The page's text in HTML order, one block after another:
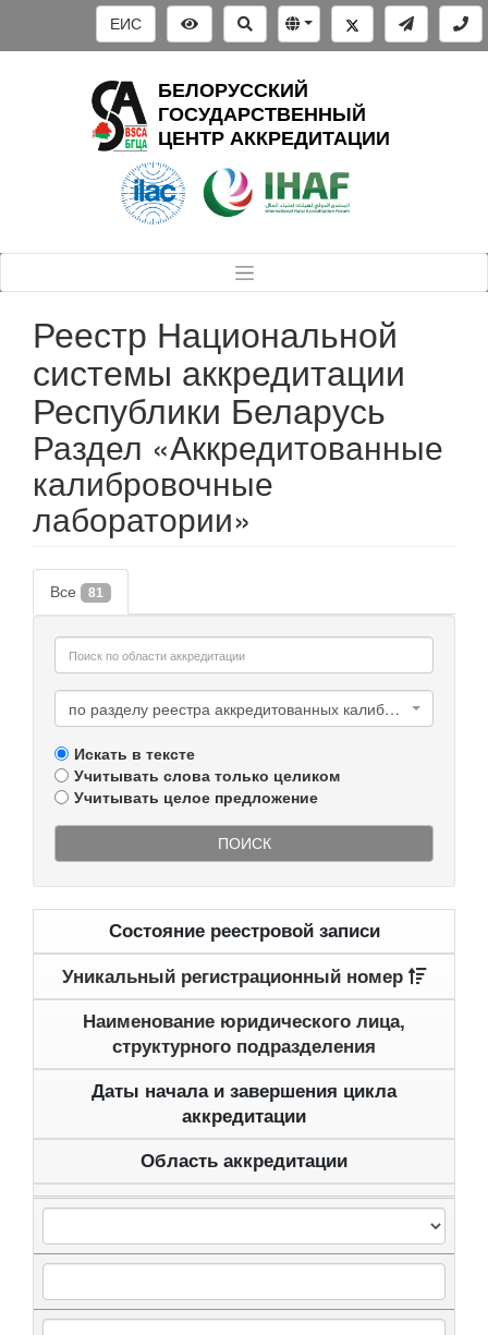
ЕИС
БЕЛОРУССКИЙ
ГОСУДАРСТВЕННЫЙ
ЦЕНТР АККРЕДИТАЦИИ
Реестр Национальной
системы аккредитации
Республики Беларусь
Раздел «Аккредитованные
калибровочные
лаборатории»
Все 81
по разделу реестра аккредитованных калибровочных лабораторий
Искать в тексте
Учитывать слова только целиком
Учитывать целое предложение
ПОИСК
Состояние реестровой записи
Уникальный регистрационный номер
Наименование юридического лица,
структурного подразделения
Даты начала и завершения цикла
аккредитации
Область аккредитации